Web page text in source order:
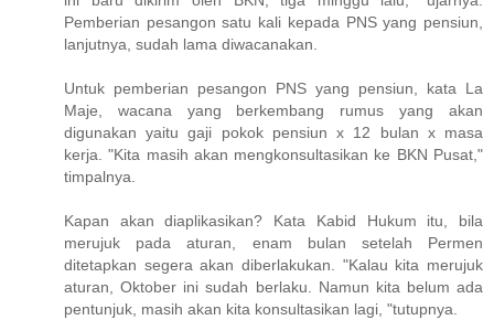
Pemberian pesangon satu kali kepada PNS yang pensiun,
lanjutnya, sudah lama diwacanakan.
Untuk pemberian pesangon PNS yang pensiun, kata La
Maje, wacana yang berkembang rumus yang akan
digunakan yaitu gaji pokok pensiun x 12 bulan x masa
kerja. "Kita masih akan mengkonsultasikan ke BKN Pusat,"
timpalnya.
Kapan akan diaplikasikan? Kata Kabid Hukum itu, bila
merujuk pada aturan, enam bulan setelah Permen
ditetapkan segera akan diberlakukan. "Kalau kita merujuk
aturan, Oktober ini sudah berlaku. Namun kita belum ada
pentunjuk, masih akan kita konsultasikan lagi, "tutupnya.